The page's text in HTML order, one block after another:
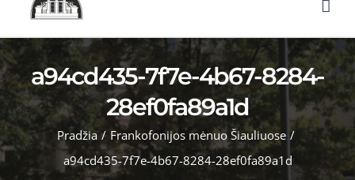
a94cd435-7f7e-4b67-8284-
28ef0fa89a1d
Pradžia / Frankofonijos mėnuo Šiauliuose /
a94cd435-7f7e-4b67-8284-28ef0fa89a1d